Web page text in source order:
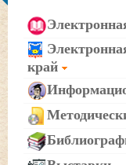
край